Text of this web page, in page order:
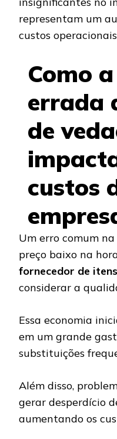
representam um
custos
Como
errada
de
custos
Um erro comum
preço baixo na
fornecedor de
considerar a
Essa economia
em um grande
substituições
Além disso,
gerar desperdício
aumentando os